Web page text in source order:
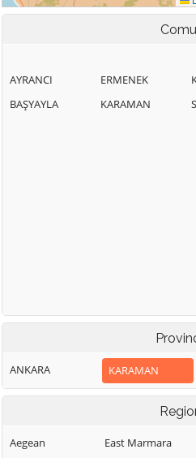
AYRANCI
BAŞYAYLA
ERMENEK
KARAMAN
ANKARA KARAMAN
Aegean
East Marmara